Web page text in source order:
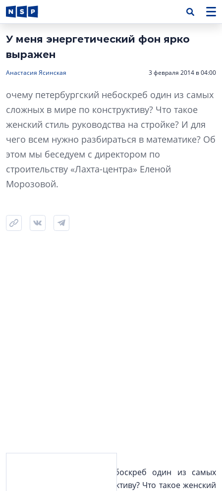
У меня энергетический фон ярко
выражен
Анастасия Ясинская 3 февраля 2014 в 04:00
очему петербургский небоскреб один из самых
сложных в мире по конструктиву? Что такое
женский стиль руководства на стройке? И для
чего всем нужно разбираться в математике? Об
этом мы беседуем с директором по
строительству «Лахта-центра» Еленой
Морозовой.
очему петербургский небоскреб один из самых
сложных в мире по конструктиву? Что такое женский